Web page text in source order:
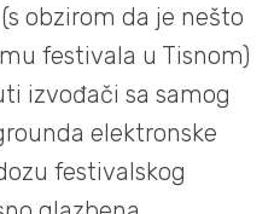
obzirom da je nešto
festivala u Tisnom)
izvođači sa samog
elektronske
festivalskog